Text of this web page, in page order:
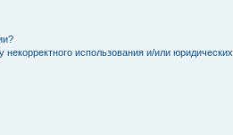
использования и/или